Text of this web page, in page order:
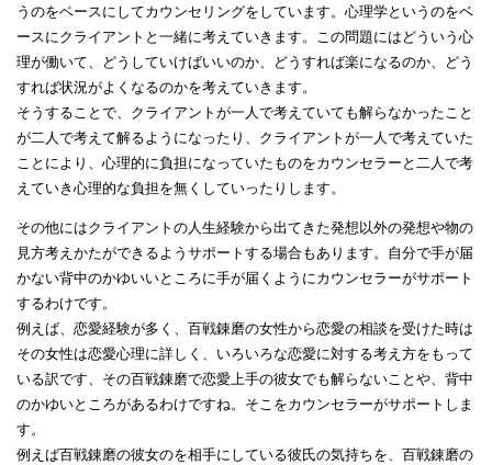
うのをベースにしてカウンセリングをしています。心理学というのをベ
ースにクライアントと一緒に考えていきます。この問題にはどういう心
理が働いて、どうしていけばいいのか、どうすれば楽になるのか、どう
すれば状況がよくなるのかを考えていきます。
そうすることで、クライアントが一人で考えていても解らなかったこと
が二人で考えて解るようになったり、クライアントが一人で考えていた
ことにより、心理的に負担になっていたものをカウンセラーと二人で考
えていき心理的な負担を無くしていったりします。
その他にはクライアントの人生経験から出てきた発想以外の発想や物の
見方考えかたができるようサポートする場合もあります。自分で手が届
かない背中のかゆいいところに手が届くようにカウンセラーがサポート
するわけです。
例えば、恋愛経験が多く、百戦錬磨の女性から恋愛の相談を受けた時は
その女性は恋愛心理に詳しく、いろいろな恋愛に対する考え方をもって
いる訳です、その百戦錬磨で恋愛上手の彼女でも解らないことや、背中
のかゆいところがあるわけですね。そこをカウンセラーがサポートしま
す。
例えば百戦錬磨の彼女のを相手にしている彼氏の気持ちを、百戦錬磨の